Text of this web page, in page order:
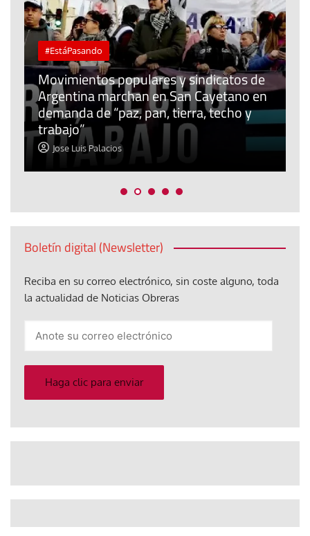
#EstáPasando
Movimientos populares y sindicatos de
Argentina marchan en San Cayetano en
demanda de “paz, pan, tierra, techo y
trabajo”
Jose Luis Palacios
Boletín digital (Newsletter)
Reciba en su correo electrónico, sin coste alguno, toda
la actualidad de Noticias Obreras
electrónico
Haga clic para enviar